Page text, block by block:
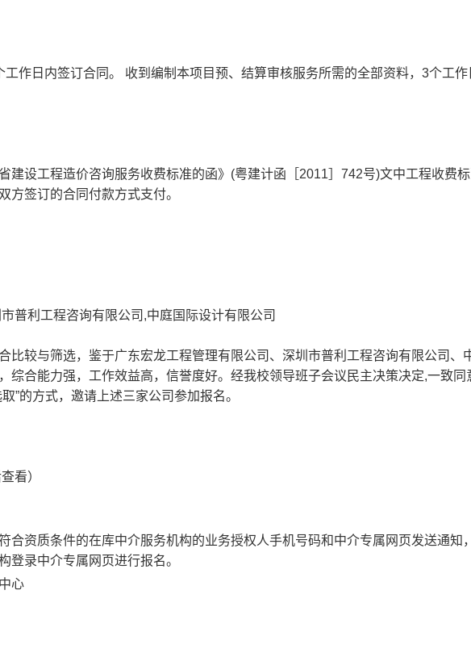
作日内签订合同。 收到编制本项目预、结算审核服务所需的全部资料，3个工作
建设工程造价咨询服务收费标准的函》(粤建计函［2011］742号)文中工程收费
方签订的合同付款方式支付。
普利工程咨询有限公司,中庭国际设计有限公司
比较与筛选，鉴于广东宏龙工程管理有限公司、深圳市普利工程咨询有限公司、
综合能力强，工作效益高，信誉度好。经我校领导班子会议民主决策决定,一致同
”的方式，邀请上述三家公司参加报名。
看）
合资质条件的在库中介服务机构的业务授权人手机号码和中介专属网页发送通知
登录中介专属网页进行报名。
心